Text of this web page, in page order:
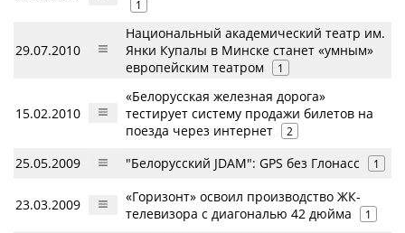
1
29.07.2010
Национальный академический театр им.
Янки Купалы в Минске станет «умным»
европейским театром
1
15.02.2010
«Белорусская железная дорога»
тестирует систему продажи билетов на
поезда через интернет
2
25.05.2009 "Белорусский JDAM": GPS без Глонасс 1
23.03.2009
«Горизонт» освоил производство ЖК-
телевизора с диагональю 42 дюйма
1